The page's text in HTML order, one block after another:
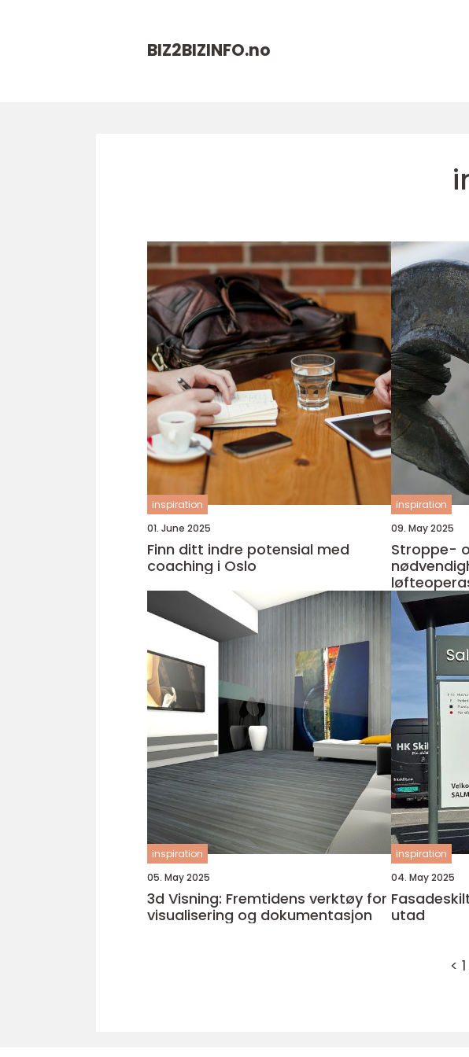
BIZ2BIZINFO.no
inspiration
01. June 2025
Finn ditt indre potensial med
coaching i Oslo
inspiration
09. May 2025
Stroppe-
inspiration
05. May 2025
3d Visning: Fremtidens verktøy for
visualisering og dokumentasjon
inspiration
04. May 2025
utad
< 1